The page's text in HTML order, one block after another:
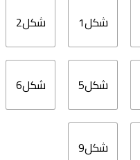
شكل1 شكل2
شكل5 شكل6
شكل9